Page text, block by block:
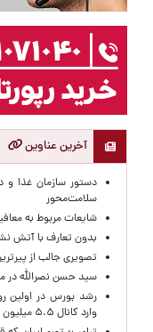
آخرین عناوین
سلامت‌محور
شایعات مربوط به
بدون تعارف با آتش
تصویری جالب از پیرترین
سید حسن نصرالله در
رشد بورس در اولین
وارد کانال ۵.۵ میلیون واحد شد